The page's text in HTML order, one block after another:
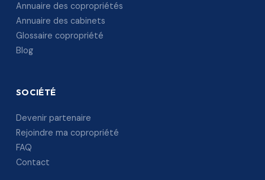
Annuaire des copropriétés
Annuaire des cabinets
Glossaire copropriété
Blog
SOCIÉTÉ
Devenir partenaire
Rejoindre ma copropriété
FAQ
Contact